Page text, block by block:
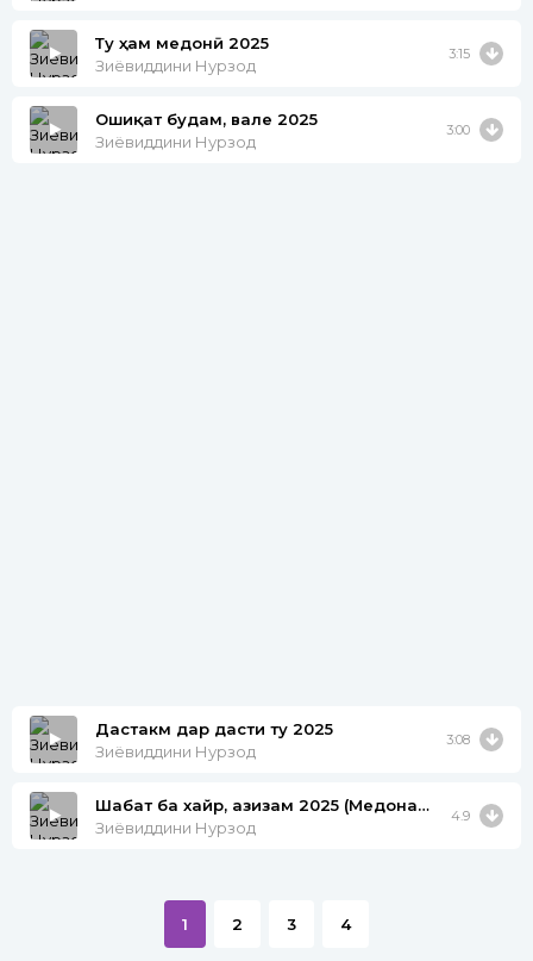
Ту ҳам медонӣ 2025
Зиёвиддини Нурзод
3:15
Ошиқат будам, вале 2025
Зиёвиддини Нурзод
3:00
Дастакм дар дасти ту 2025
Зиёвиддини Нурзод
3:08
Шабат ба хайр, азизам 2025 (Медонам, ки бедорӣ)
Зиёвиддини Нурзод
4.9
1 2 3 4